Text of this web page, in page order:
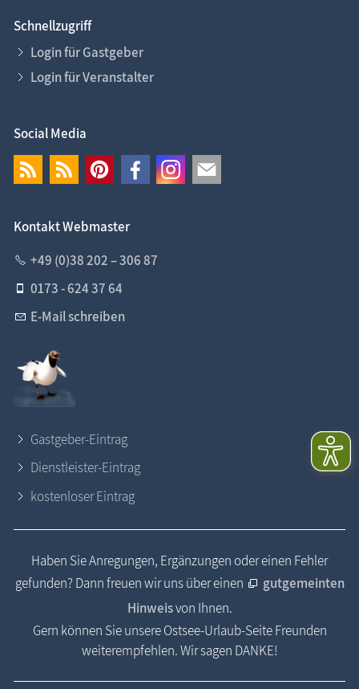
Schnellzugriff
Login für Gastgeber
Login für Veranstalter
Social Media
Kontakt Webmaster
+49 (0)38 202 – 306 87
0173 - 624 37 64
E-Mail schreiben
Gastgeber-Eintrag
Dienstleister-Eintrag
kostenloser Eintrag
Haben Sie Anregungen, Ergänzungen oder einen Fehler
gefunden? Dann freuen wir uns über einen
gutgemeinten
Hinweisvon Ihnen.
Gern können Sie unsere Ostsee-Urlaub-Seite Freunden
weiterempfehlen. Wir sagen DANKE!